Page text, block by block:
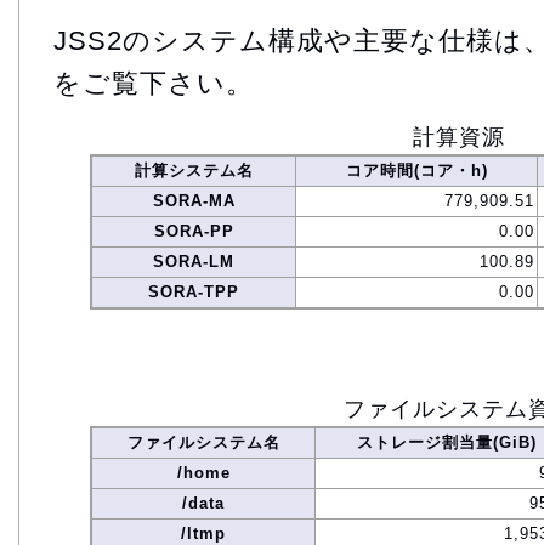
JSS2のシステム構成や主要な仕様は
をご覧下さい。
計算資源
計算システム名
コア時間(コア・h)
SORA-MA
779,909.51
SORA-PP
0.00
SORA-LM
100.89
SORA-TPP
0.00
ファイルシステム
ファイルシステム名
ストレージ割当量(GiB)
/home
/data
/ltmp